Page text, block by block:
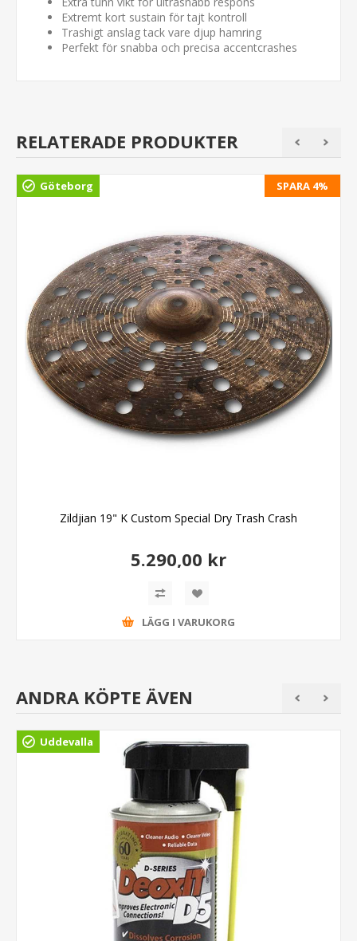
Extremt kort sustain för tajt kontroll
Trashigt anslag tack vare djup hamring
Perfekt för snabba och precisa accentcrashes
RELATERADE PRODUKTER
SPARA 4%
Göteborg
Zildjian 19" K Custom Special Dry Trash Crash
5.290,00 kr
LÄGG I VARUKORG
ANDRA KÖPTE ÄVEN
Uddevalla